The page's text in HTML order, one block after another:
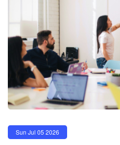
Sun Jul 05 2026